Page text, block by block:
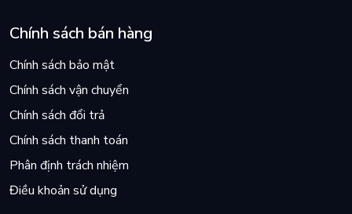
Chính sách bán hàng
Chính sách bảo mật
Chính sách vận chuyển
Chính sách đổi trả
Chính sách thanh toán
Phân định trách nhiệm
Điều khoản sử dụng